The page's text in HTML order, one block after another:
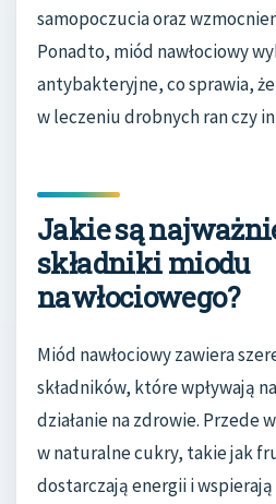
samopoczucia oraz
Ponadto, miód nawłociowy
antybakteryjne, co sprawia,
w leczeniu drobnych ran czy
Jakie są
składniki miodu
nawłociowego?
Miód nawłociowy zawiera
składników, które wpływają
działanie na zdrowie. Przede
w naturalne cukry, takie jak
dostarczają energii i